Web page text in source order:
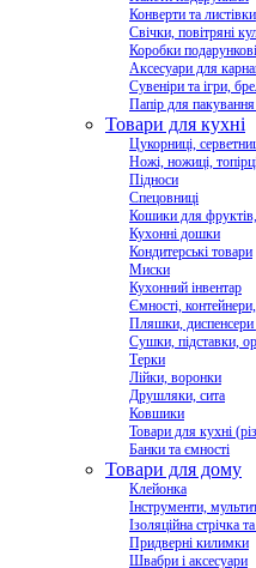
Конверти та листівки
Свічки, повітряні
Коробки подарункові
Аксесуари для
Сувеніри та ігри,
Папір для
Товари для кухні
Цукорниці,
Ножі, ножиці,
Підноси
Спецовниці
Кошики для
Кухонні дошки
Кондитерські товари
Миски
Кухонний інвентар
Ємності,
Пляшки, диспенсери
Сушки, підставки,
Терки
Лійки, воронки
Друшляки, сита
Ковшики
Товари для кухні
Банки та ємності
Товари для дому
Клейонка
Інструменти,
Ізоляційна стрічка
Придверні килимки
Швабри і аксесуари